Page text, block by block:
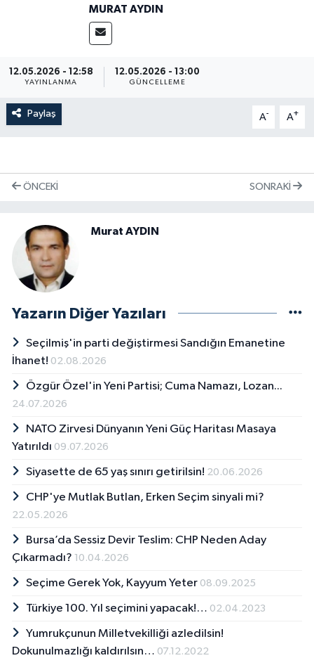
MURAT AYDIN
12.05.2026 - 12:58
YAYINLANMA
12.05.2026 - 13:00
GÜNCELLEME
Paylaş A- A+
ÖNCEKI SONRAKI
Murat AYDIN
Yazarın Diğer Yazıları
Seçilmiş'in parti değiştirmesi Sandığın Emanetine
İhanet! 02.08.2026
Özgür Özel'in Yeni Partisi; Cuma Namazı, Lozan...
24.07.2026
NATO Zirvesi Dünyanın Yeni Güç Haritası Masaya
Yatırıldı 09.07.2026
Siyasette de 65 yaş sınırı getirilsin! 20.06.2026
CHP'ye Mutlak Butlan, Erken Seçim sinyali mi?
22.05.2026
Bursa’da Sessiz Devir Teslim: CHP Neden Aday
Çıkarmadı? 10.04.2026
Seçime Gerek Yok, Kayyum Yeter 08.09.2025
Türkiye 100. Yıl seçimini yapacak!… 02.04.2023
Yumrukçunun Milletvekilliği azledilsin!
Dokunulmazlığı kaldırılsın… 07.12.2022